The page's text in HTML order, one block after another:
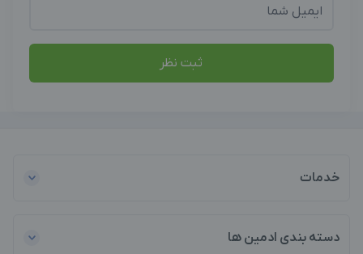
ثبت نظر
خدمات
دسته بندی ادمین ها